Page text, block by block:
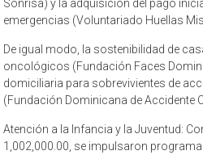
Sonrisa) y la adquisición del pago
emergencias (Voluntariado Huellas
De igual modo, la sostenibilidad de
oncológicos (Fundación Faces
domiciliaria para sobrevivientes de
(Fundación Dominicana de Accidente
Atención a la Infancia y la Juventud:
1,002,000.00, se impulsaron